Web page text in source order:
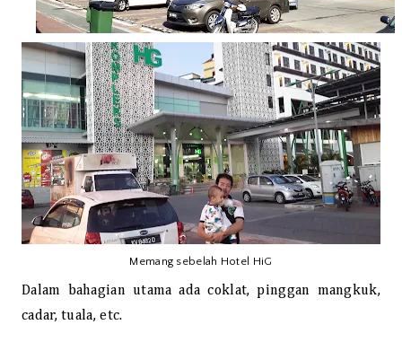
Memang sebelah Hotel HiG
Dalam bahagian utama ada coklat, pinggan mangkuk,
cadar, tuala, etc.